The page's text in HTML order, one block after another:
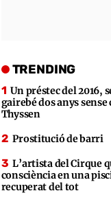
TRENDING
Un préstec del 2016,
gairebé dos anys
Thyssen
Prostitució de barri
L’artista del Cirque
consciència en una
recuperat del tot